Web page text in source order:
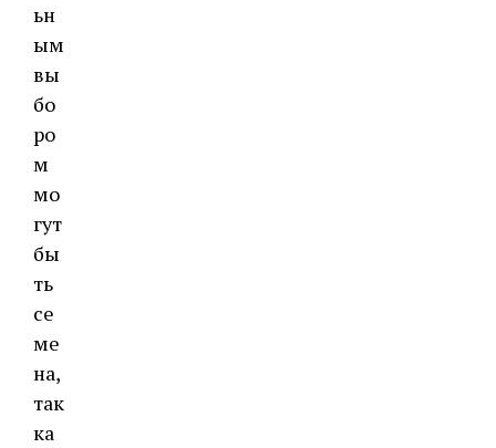
ьн
ым
вы
бо
ро
м
мо
гут
бы
ть
се
ме
на,
так
ка